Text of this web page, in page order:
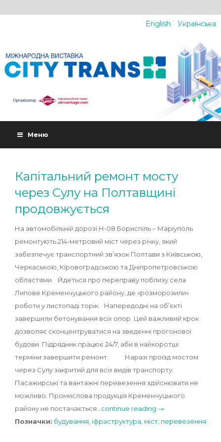
English Українська
Меню
Капітальний ремонт мосту
через Сулу на Полтавщині
продовжується
На автомобільній дорозі Н-08 Бориспіль – Маріуполь
ремонтують 214-метровий міст через річку, який
забезпечує транспортний зв’язок Полтави з Київською,
Черкаською, Кіровоградською та Дніпропетровською
областями. Йдеться про переправу поблизу села
Липове Кременчуцького району, де «розморозили»
роботи у листопаді торік. Напередодні на об’єкті
завершили бетонування всіх опор. Цей важливий крок
дозволяє сконцентруватися на зведенні прогонової
будови. Підрядник працює 24/7, аби в найкоротші
терміни завершити ремонт. Наразі проїзд мостом
через Сулу закритий для всіх видів транспорту.
Пасажирські та вантажні перевезення здійснювати не
можливо. Промислова продукція Кременчуцького
району не постачається… continue reading →
Позначки: будування іфраструктура міст перевезення